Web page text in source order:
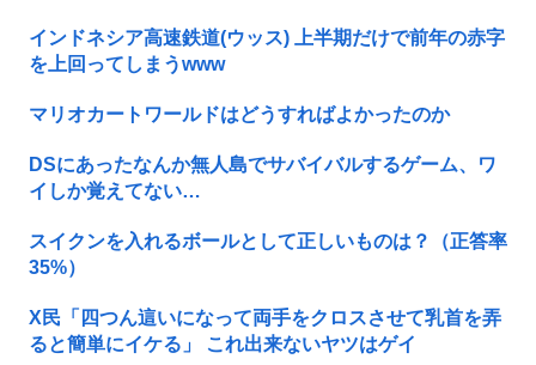
インドネシア高速鉄道(ウッス) 上半期だけで前年の赤字
を上回ってしまうwww
マリオカートワールドはどうすればよかったのか
DSにあったなんか無人島でサバイバルするゲーム、ワ
イしか覚えてない…
スイクンを入れるボールとして正しいものは？（正答率
35%）
X民「四つん這いになって両手をクロスさせて乳首を弄
ると簡単にイケる」 これ出来ないヤツはゲイ